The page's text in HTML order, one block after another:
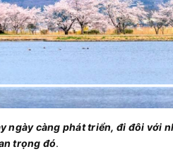
ngày càng phát triển, đi đôi với
trọng đó.